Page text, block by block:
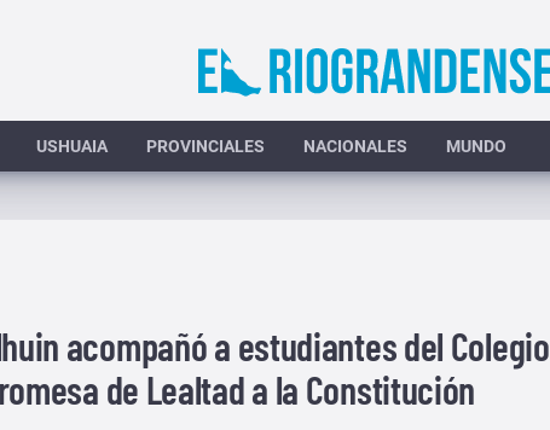
USHUAIA PROVINCIALES NACIONALES MUNDO
acompañó a estudiantes del Colegio
de Lealtad a la Constitución